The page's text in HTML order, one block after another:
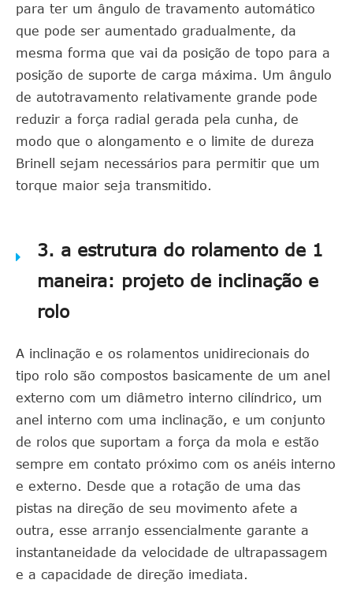
para ter um ângulo de travamento automático
que pode ser aumentado gradualmente, da
mesma forma que vai da posição de topo para a
posição de suporte de carga máxima. Um ângulo
de autotravamento relativamente grande pode
reduzir a força radial gerada pela cunha, de
modo que o alongamento e o limite de dureza
Brinell sejam necessários para permitir que um
torque maior seja transmitido.
3. a estrutura do rolamento de 1
maneira: projeto de inclinação e
rolo
A inclinação e os rolamentos unidirecionais do
tipo rolo são compostos basicamente de um anel
externo com um diâmetro interno cilíndrico, um
anel interno com uma inclinação, e um conjunto
de rolos que suportam a força da mola e estão
sempre em contato próximo com os anéis interno
e externo. Desde que a rotação de uma das
pistas na direção de seu movimento afete a
outra, esse arranjo essencialmente garante a
instantaneidade da velocidade de ultrapassagem
e a capacidade de direção imediata.